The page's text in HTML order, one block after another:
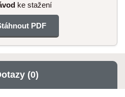
ke stažení
PDF
(0)